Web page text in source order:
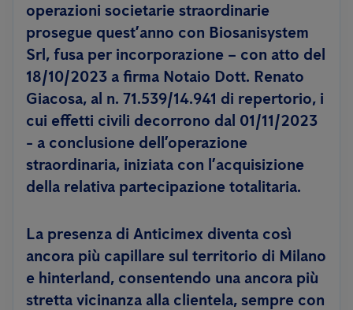
operazioni societarie straordinarie
prosegue quest’anno con Biosanisystem
Srl, fusa per incorporazione – con atto del
18/10/2023 a firma Notaio Dott. Renato
Giacosa, al n. 71.539/14.941 di repertorio, i
cui effetti civili decorrono dal 01/11/2023
- a conclusione dell’operazione
straordinaria, iniziata con l’acquisizione
della relativa partecipazione totalitaria.
La presenza di Anticimex diventa così
ancora più capillare sul territorio di Milano
e hinterland, consentendo una ancora più
stretta vicinanza alla clientela, sempre con